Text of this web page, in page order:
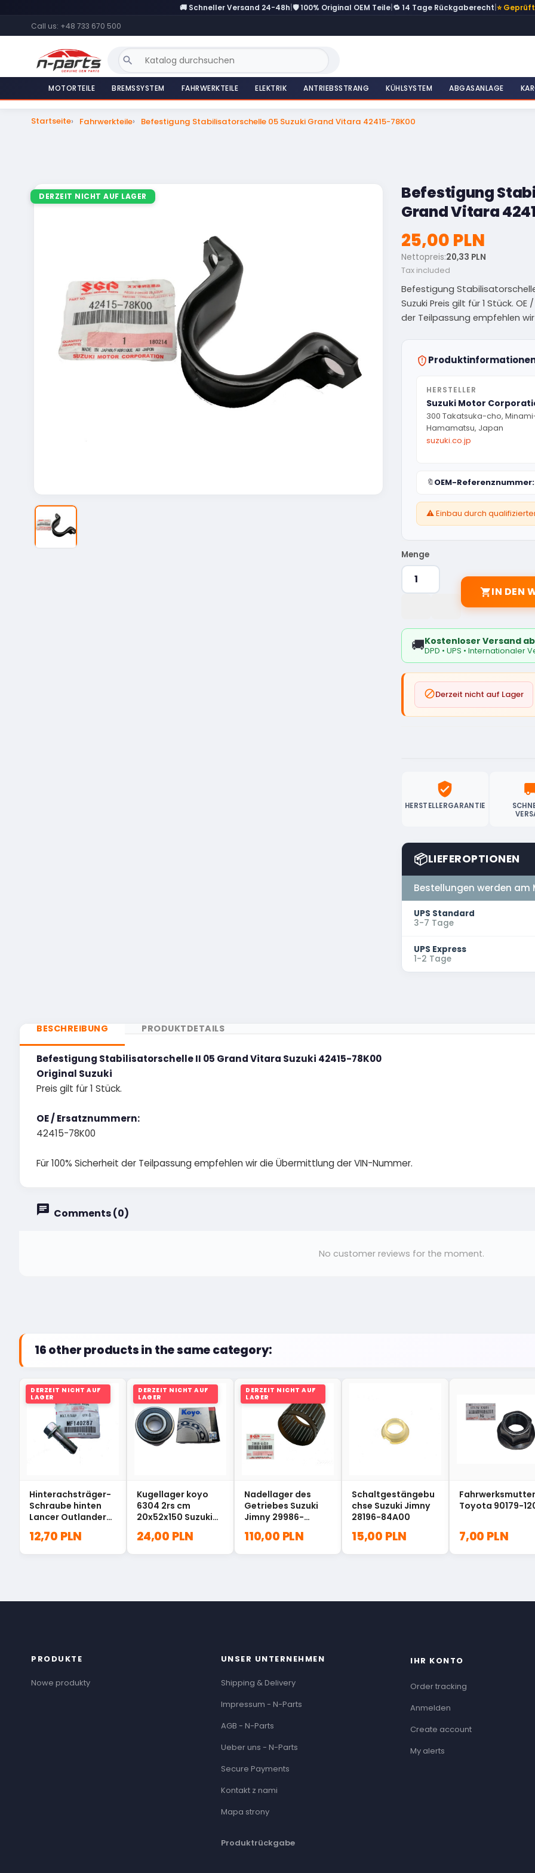
🚚 Schneller Versand 24-48h 🛡️ 100% Original OEM Teile 🔁 14 Tage Rückgaberecht ⭐
Call us: +48 733 670 500
search
MOTORTEILE BREMSSYSTEM FAHRWERKTEILE ELEKTRIK ANTRIEBSSTRANG KÜHLSYSTEM ABGASANLAGE
Startseite Fahrwerkteile Befestigung Stabilisatorschelle 05 Suzuki Grand Vitara 42415-78K00
DERZEIT NICHT AUF LAGER
Befestigung
Grand Vitara
25,00 PLN
Nettopreis:20,33 PLN
Tax included
Befestigung
Suzuki Preis gilt für 1 Stück.
der Teilpassung empfehlen
Produktinformationen
HERSTELLER
Suzuki Motor
300 Takatsuka-cho,
Hamamatsu, Japan
suzuki.co.jp
🔖 OEM-Referenznummer:
⚠️ Einbau durch
Menge
IN DEN
🚚Kostenloser Versand
DPD • UPS • Internationaler
Derzeit nicht auf Lager
verified_user
HERSTELLERGARANTIE
📦LIEFEROPTIONEN
Bestellungen werden
UPS Standard
3-7 Tage
UPS Express
1-2 Tage
BESCHREIBUNG PRODUKTDETAILS
Befestigung Stabilisatorschelle II 05 Grand Vitara Suzuki 42415-78K00
Original Suzuki
Preis gilt für 1 Stück.
OE / Ersatznummern:
42415-78K00
Für 100% Sicherheit der Teilpassung empfehlen wir die Übermittlung der VIN-Nummer.
Comments (0)
No customer reviews for the moment.
16 other products in the same category:
DERZEIT NICHT AUF
LAGER
Hinterachsträger-
Schraube hinten
Lancer Outlander
12,70 PLN
DERZEIT NICHT AUF
LAGER
Kugellager koyo
6304 2rs cm
20x52x150 Suzuki
24,00 PLN
DERZEIT NICHT AUF
LAGER
Nadellager des
Getriebes Suzuki
Jimny 29986-
110,00 PLN
Schaltgestängebu
chse Suzuki Jimny
28196-84A00
15,00 PLN
Fahrwerksmutter
Toyota 90179-
7,00 PLN
PRODUKTE
Nowe produkty
UNSER UNTERNEHMEN
Shipping & Delivery
Impressum - N-Parts
AGB - N-Parts
Ueber uns - N-Parts
Secure Payments
Kontakt z nami
Mapa strony
Produktrückgabe
IHR KONTO
Order tracking
Anmelden
Create account
My alerts